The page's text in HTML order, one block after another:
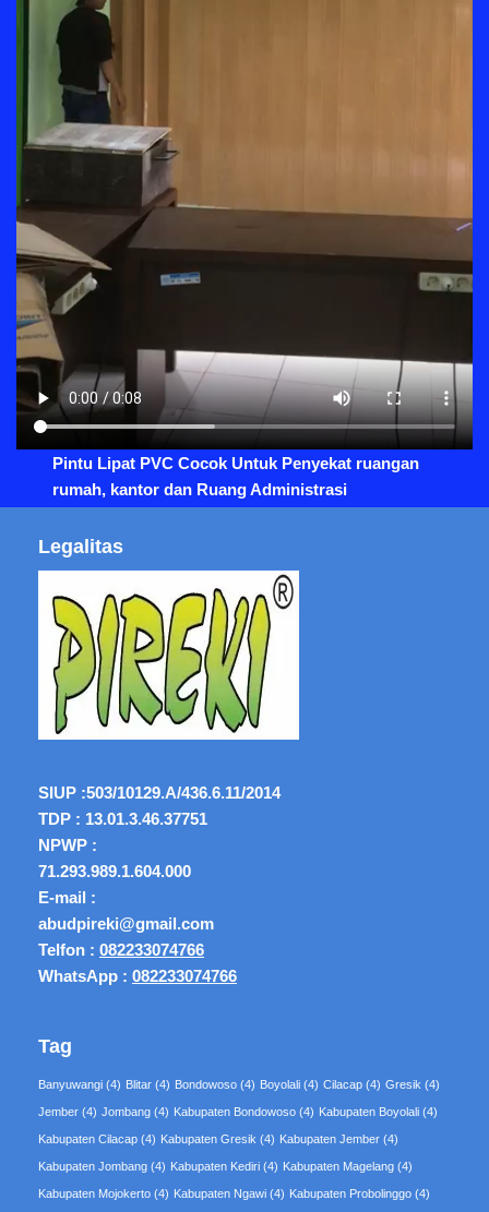
Pintu Lipat PVC Cocok Untuk Penyekat ruangan
rumah, kantor dan Ruang Administrasi
Legalitas
SIUP :503/10129.A/436.6.11/2014
TDP : 13.01.3.46.37751
NPWP :
71.293.989.1.604.000
E-mail :
abudpireki@gmail.com
Telfon : 082233074766
WhatsApp : 082233074766
Tag
Banyuwangi (4) Blitar (4) Bondowoso (4) Boyolali (4) Cilacap (4) Gresik (4)
Jember (4) Jombang (4) Kabupaten Bondowoso (4) Kabupaten Boyolali (4)
Kabupaten Cilacap (4) Kabupaten Gresik (4) Kabupaten Jember (4)
Kabupaten Jombang (4) Kabupaten Kediri (4) Kabupaten Magelang (4)
Kabupaten Mojokerto (4) Kabupaten Ngawi (4) Kabupaten Probolinggo (4)